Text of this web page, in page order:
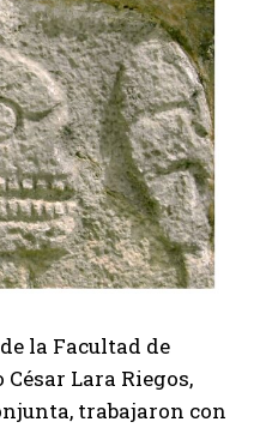
la Facultad de
Lara Riegos,
trabajaron con